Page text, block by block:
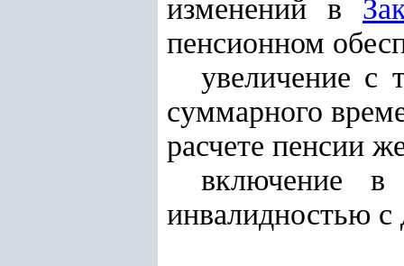
изменений в
пенсионном
увеличение с
суммарного
расчете пенсии
включение
инвалидностью с